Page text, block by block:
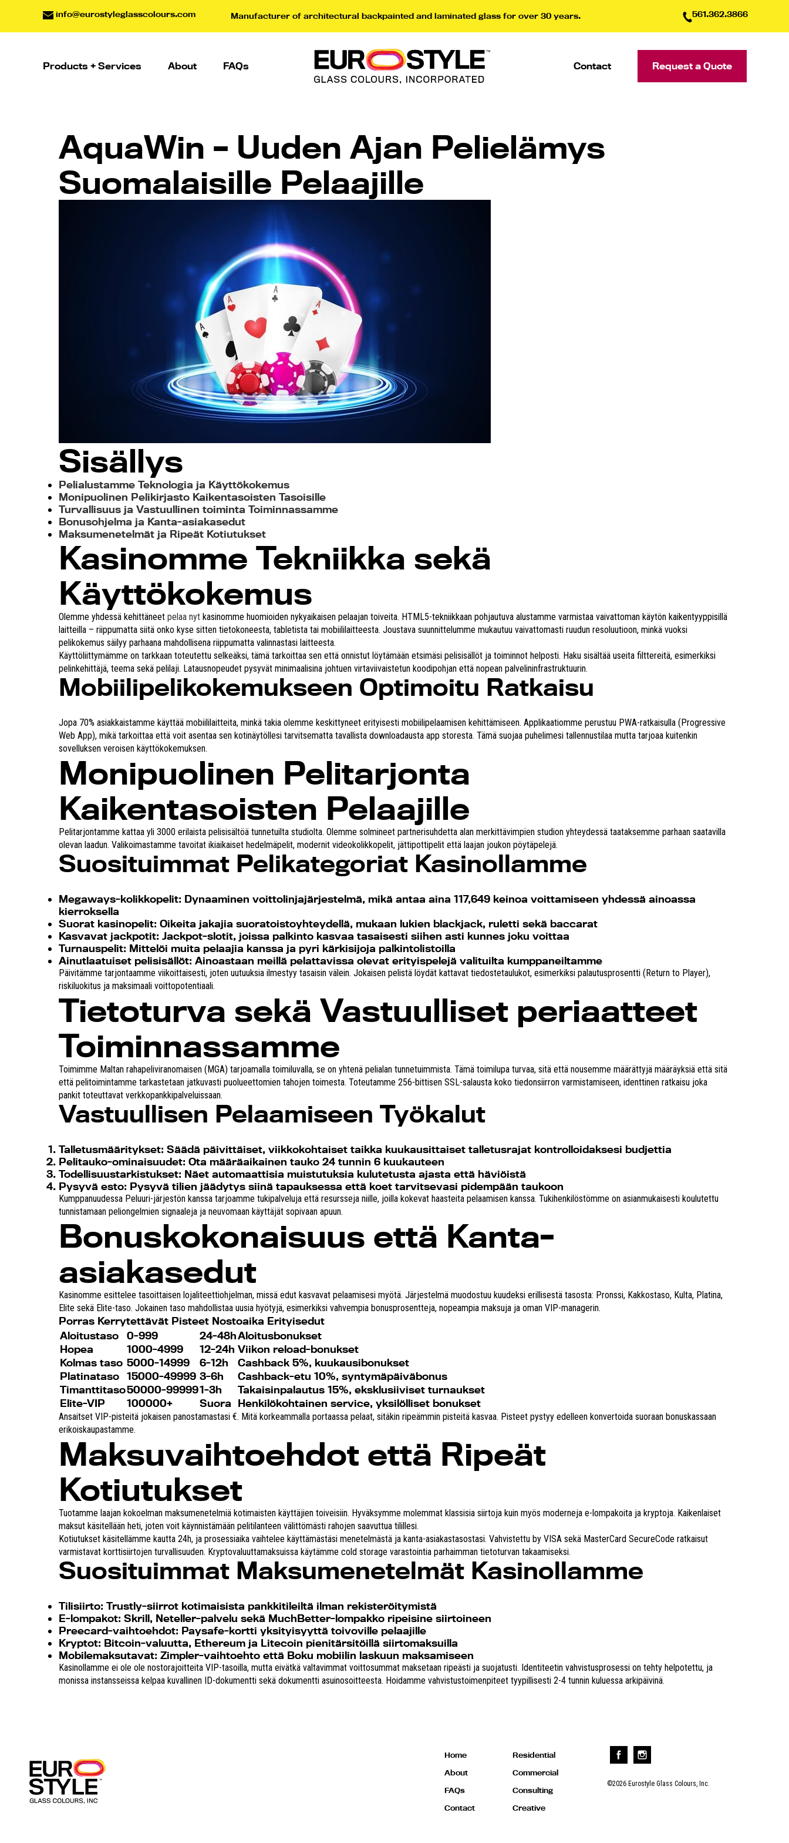
info@eurostyleglasscolours.com Manufacturer of architectural backpainted and laminated glass for over 30 years. 561.362.3866
Products + Services About FAQs Contact Request a Quote
AquaWin – Uuden Ajan Pelielämys
Suomalaisille Pelaajille
Sisällys
Pelialustamme Teknologia ja Käyttökokemus
Monipuolinen Pelikirjasto Kaikentasoisten Tasoisille
Turvallisuus ja Vastuullinen toiminta Toiminnassamme
Bonusohjelma ja Kanta-asiakasedut
Maksumenetelmät ja Ripeät Kotiutukset
Kasinomme Tekniikka sekä
Käyttökokemus
Olemme yhdessä kehittäneet pelaa nyt kasinomme huomioiden nykyaikaisen pelaajan toiveita. HTML5-tekniikkaan pohjautuva alustamme varmistaa vaivattoman käytön kaikentyyppisillä
laitteilla – riippumatta siitä onko kyse sitten tietokoneesta, tabletista tai mobiililaitteesta. Joustava suunnittelumme mukautuu vaivattomasti ruudun resoluutioon, minkä vuoksi
pelikokemus säilyy parhaana mahdollisena riippumatta valinnastasi laitteesta.
Käyttöliittymämme on tarkkaan toteutettu selkeäksi, tämä tarkoittaa sen että onnistut löytämään etsimäsi pelisisällöt ja toiminnot helposti. Haku sisältää useita filttereitä, esimerkiksi
pelinkehittäjä, teema sekä pelilaji. Latausnopeudet pysyvät minimaalisina johtuen virtaviivaistetun koodipohjan että nopean palvelininfrastruktuurin.
Mobiilipelikokemukseen Optimoitu Ratkaisu
Jopa 70% asiakkaistamme käyttää mobiililaitteita, minkä takia olemme keskittyneet erityisesti mobiilipelaamisen kehittämiseen. Applikaatiomme perustuu PWA-ratkaisulla (Progressive
Web App), mikä tarkoittaa että voit asentaa sen kotinäytöllesi tarvitsematta tavallista downloadausta app storesta. Tämä suojaa puhelimesi tallennustilaa mutta tarjoaa kuitenkin
sovelluksen veroisen käyttökokemuksen.
Monipuolinen Pelitarjonta
Kaikentasoisten Pelaajille
Pelitarjontamme kattaa yli 3000 erilaista pelisisältöä tunnetuilta studiolta. Olemme solmineet partnerisuhdetta alan merkittävimpien studion yhteydessä taataksemme parhaan saatavilla
olevan laadun. Valikoimastamme tavoitat ikiaikaiset hedelmäpelit, modernit videokolikkopelit, jättipottipelit että laajan joukon pöytäpelejä.
Suosituimmat Pelikategoriat Kasinollamme
Megaways-kolikkopelit: Dynaaminen voittolinjajärjestelmä, mikä antaa aina 117,649 keinoa voittamiseen yhdessä ainoassa
kierroksella
Suorat kasinopelit: Oikeita jakajia suoratoistoyhteydellä, mukaan lukien blackjack, ruletti sekä baccarat
Kasvavat jackpotit: Jackpot-slotit, joissa palkinto kasvaa tasaisesti siihen asti kunnes joku voittaa
Turnauspelit: Mittelöi muita pelaajia kanssa ja pyri kärkisijoja palkintolistoilla
Ainutlaatuiset pelisisällöt: Ainoastaan meillä pelattavissa olevat erityispelejä valituilta kumppaneiltamme
Päivitämme tarjontaamme viikoittaisesti, joten uutuuksia ilmestyy tasaisin välein. Jokaisen pelistä löydät kattavat tiedostetaulukot, esimerkiksi palautusprosentti (Return to Player),
riskiluokitus ja maksimaali voittopotentiaali.
Tietoturva sekä Vastuulliset periaatteet
Toiminnassamme
Toimimme Maltan rahapeliviranomaisen (MGA) tarjoamalla toimiluvalla, se on yhtenä pelialan tunnetuimmista. Tämä toimilupa turvaa, sitä että nousemme määrättyjä määräyksiä että sitä
että pelitoimintamme tarkastetaan jatkuvasti puolueettomien tahojen toimesta. Toteutamme 256-bittisen SSL-salausta koko tiedonsiirron varmistamiseen, identtinen ratkaisu joka
pankit toteuttavat verkkopankkipalveluissaan.
Vastuullisen Pelaamiseen Työkalut
Talletusmääritykset: Säädä päivittäiset, viikkokohtaiset taikka kuukausittaiset talletusrajat kontrolloidaksesi budjettia
Pelitauko-ominaisuudet: Ota määräaikainen tauko 24 tunnin 6 kuukauteen
Todellisuustarkistukset: Näet automaattisia muistutuksia kulutetusta ajasta että häviöistä
Pysyvä esto: Pysyvä tilien jäädytys siinä tapauksessa että koet tarvitsevasi pidempään taukoon
Kumppanuudessa Peluuri-järjestön kanssa tarjoamme tukipalveluja että resursseja niille, joilla kokevat haasteita pelaamisen kanssa. Tukihenkilöstömme on asianmukaisesti koulutettu
tunnistamaan peliongelmien signaaleja ja neuvomaan käyttäjät sopivaan apuun.
Bonuskokonaisuus että Kanta-
asiakasedut
Kasinomme esittelee tasoittaisen lojaliteettiohjelman, missä edut kasvavat pelaamisesi myötä. Järjestelmä muodostuu kuudeksi erillisestä tasosta: Pronssi, Kakkostaso, Kulta, Platina,
Elite sekä Elite-taso. Jokainen taso mahdollistaa uusia hyötyjä, esimerkiksi vahvempia bonusprosentteja, nopeampia maksuja ja oman VIP-managerin.
Porras Kerrytettävät Pisteet Nostoaika Erityisedut
Aloitustaso
0-999 24-48hAloitusbonukset
Hopea
1000-4999 12-24h Viikon reload-bonukset
Kolmas taso 5000-14999 6-12h
Cashback 5%, kuukausibonukset
Platinataso
15000-49999 3-6h
Cashback-etu 10%, syntymäpäiväbonus
Timanttitaso50000-999991-3h
Takaisinpalautus 15%, eksklusiiviset turnaukset
Elite-VIP
100000+ Suora Henkilökohtainen service, yksilölliset bonukset
Ansaitset VIP-pisteitä jokaisen panostamastasi €. Mitä korkeammalla portaassa pelaat, sitäkin ripeämmin pisteitä kasvaa. Pisteet pystyy edelleen konvertoida suoraan bonuskassaan
erikoiskaupastamme.
Maksuvaihtoehdot että Ripeät
Kotiutukset
Tuotamme laajan kokoelman maksumenetelmiä kotimaisten käyttäjien toiveisiin. Hyväksymme molemmat klassisia siirtoja kuin myös moderneja e-lompakoita ja kryptoja. Kaikenlaiset
maksut käsitellään heti, joten voit käynnistämään pelitilanteen välittömästi rahojen saavuttua tilillesi.
Kotiutukset käsitellämme kautta 24h, ja prosessiaika vaihtelee käyttämästäsi menetelmästä ja kanta-asiakastasostasi. Vahvistettu by VISA sekä MasterCard SecureCode ratkaisut
varmistavat korttisiirtojen turvallisuuden. Kryptovaluuttamaksuissa käytämme cold storage varastointia parhaimman tietoturvan takaamiseksi.
Suosituimmat Maksumenetelmät Kasinollamme
Tilisiirto: Trustly-siirrot kotimaisista pankkitileiltä ilman rekisteröitymistä
E-lompakot: Skrill, Neteller-palvelu sekä MuchBetter-lompakko ripeisine siirtoineen
Preecard-vaihtoehdot: Paysafe-kortti yksityisyyttä toivoville pelaajille
Kryptot: Bitcoin-valuutta, Ethereum ja Litecoin pienitärsitöillä siirtomaksuilla
Mobilemaksutavat: Zimpler-vaihtoehto että Boku mobiilin laskuun maksamiseen
Kasinollamme ei ole ole nostorajoitteita VIP-tasoilla, mutta eivätkä valtavimmat voittosummat maksetaan ripeästi ja suojatusti. Identiteetin vahvistusprosessi on tehty helpotettu, ja
monissa instansseissa kelpaa kuvallinen ID-dokumentti sekä dokumentti asuinosoitteesta. Hoidamme vahvistustoimenpiteet tyypillisesti 2-4 tunnin kuluessa arkipäivinä.
Home
About
FAQs
Contact
Residential
Commercial
Consulting
Creative
©2026 Eurostyle Glass Colours, Inc.